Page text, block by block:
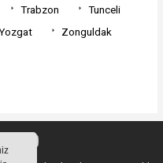
Trabzon
Tunceli
Zonguldak